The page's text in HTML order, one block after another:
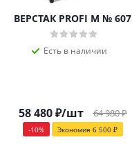
ВЕРСТАК PROFI M № 607
Есть в наличии
58 480₽/шт 64 980₽
-10% Экономия 6 500₽